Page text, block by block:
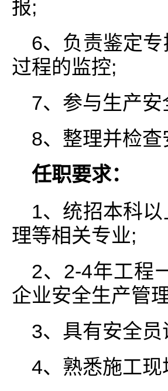
报;
6、负责鉴定
过程的监控;
7、参与生产
8、整理并检
任职要求：
1、统招本科
理等相关专业;
2、2-4年工程
企业安全生产管
3、具有安全
4、熟悉施工